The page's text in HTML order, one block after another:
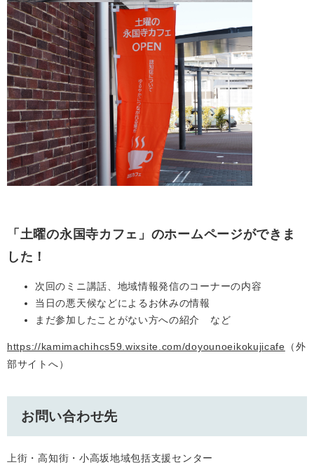
「土曜の永国寺カフェ」のホームページができま
した！
次回のミニ講話、地域情報発信のコーナーの内容
当日の悪天候などによるお休みの情報
まだ参加したことがない方への紹介 など
https://kamimachihcs59.wixsite.com/doyounoeikokujicafe （外
部サイトへ）
お問い合わせ先
上街・高知街・小高坂地域包括支援センター